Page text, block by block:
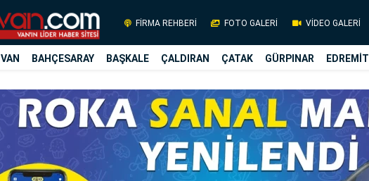
FİRMA REHBERİ FOTO GALERİ VİDEO GALERİ
VAN BAHÇESARAY BAŞKALE ÇALDIRAN ÇATAK GÜRPINAR EDREMİT